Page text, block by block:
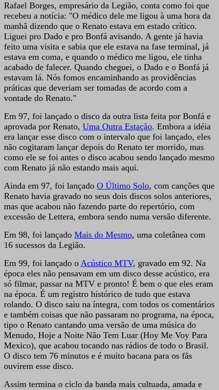
Rafael Borges, empresário da Legião, conta como foi que
recebeu a notícia: "O médico dele me ligou à uma hora da
manhã dizendo que o Renato estava em estado crítico.
Liguei pro Dado e pro Bonfá avisando. A gente já havia
feito uma visita e sabia que ele estava na fase terminal, já
estava em coma, e quando o médico me ligou, ele tinha
acabado de falecer. Quando cheguei, o Dado e o Bonfá já
estavam lá. Nós fomos encaminhando as providências
práticas que deveriam ser tomadas de acordo com a
vontade do Renato."
Em 97, foi lançado o disco da outra lista feita por Bonfá e
aprovada por Renato, Uma Outra Estação. Embora a idéia
era lançar esse disco com o intervalo que foi lançado, eles
não cogitaram lançar depois do Renato ter morrido, mas
como ele se foi antes o disco acabou sendo lançado mesmo
com Renato já não estando mais aqui.
Ainda em 97, foi lançado O Último Solo, com canções que
Renato havia gravado no seus dois discos solos anteriores,
mas que acabou não fazendo parte do repertório, com
excessão de Lettera, embora sendo numa versão diferente.
Em 98, foi lançado Mais do Mesmo, uma coletânea com
16 sucessos da Legião.
Em 99, foi lançado o Acústico MTV, gravado em 92. Na
época eles não pensavam em um disco desse acústico, era
só filmar, passar na MTV e pronto! É bem o que eles eram
na época. É um registro histórico de tudo que estava
rolando. O disco saiu na íntegra, com todos os comentários
e também coisas que não passaram no programa, na época,
tipo o Renato cantando uma versão de uma música do
Menudo, Hoje a Noite Não Tem Luar (Hoy Me Voy Para
Mexico), que acabou tocando nas rádios de todo o Brasil.
O disco tem 76 minutos e é muito bacana para os fãs
ouvirem esse disco.
Assim termina o ciclo da banda mais cultuada, amada e